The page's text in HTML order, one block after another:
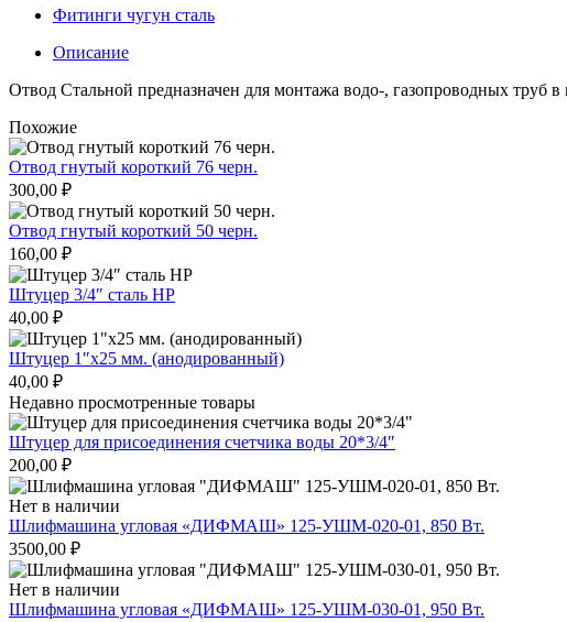
Фитинги чугун сталь
Описание
Отвод Стальной предназначен для монтажа водо-, газопроводных труб
Похожие
Отвод гнутый короткий 76 черн.
300,00 ₽
Отвод гнутый короткий 50 черн.
160,00 ₽
Штуцер 3/4″ сталь НР
40,00 ₽
Штуцер 1″х25 мм. (анодированный)
40,00 ₽
Недавно просмотренные товары
Штуцер для присоединения счетчика воды 20*3/4″
200,00 ₽
Нет в наличии
Шлифмашина угловая «ДИФМАШ» 125-УШМ-020-01, 850 Вт.
3500,00 ₽
Нет в наличии
Шлифмашина угловая «ДИФМАШ» 125-УШМ-030-01, 950 Вт.